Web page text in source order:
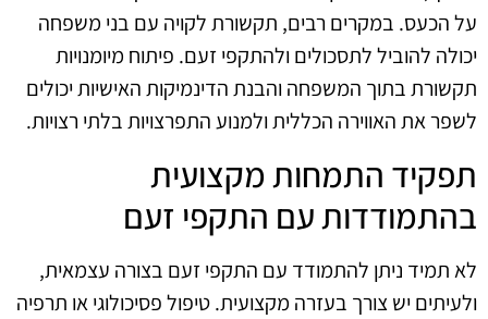
על הכעס. במקרים רבים, תקשורת לקויה עם בני משפחה
יכולה להוביל לתסכולים ולהתקפי זעם. פיתוח מיומנויות
תקשורת בתוך המשפחה והבנת הדינמיקות האישיות יכולים
לשפר את האווירה הכללית ולמנוע התפרצויות בלתי רצויות.
תפקיד התמחות מקצועית
בהתמודדות עם התקפי זעם
לא תמיד ניתן להתמודד עם התקפי זעם בצורה עצמאית,
ולעיתים יש צורך בעזרה מקצועית. טיפול פסיכולוגי או תרפיה